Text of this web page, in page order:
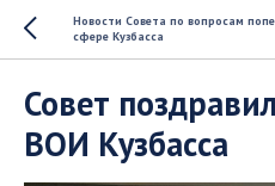
Новости Совета по вопросам
сфере Кузбасса
Совет
ВОИ Кузбасса